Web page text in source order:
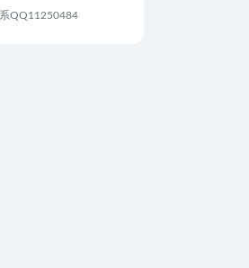
系QQ11250484